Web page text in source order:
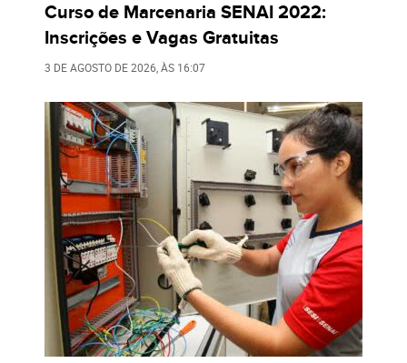
Curso de Marcenaria SENAI 2022:
Inscrições e Vagas Gratuitas
3 DE AGOSTO DE 2026 , ÀS 16:07